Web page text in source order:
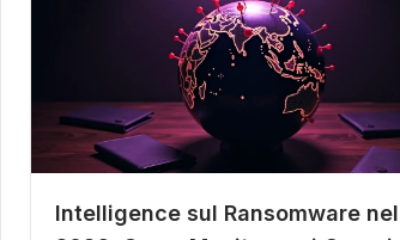
Intelligence sul Ransomware nel